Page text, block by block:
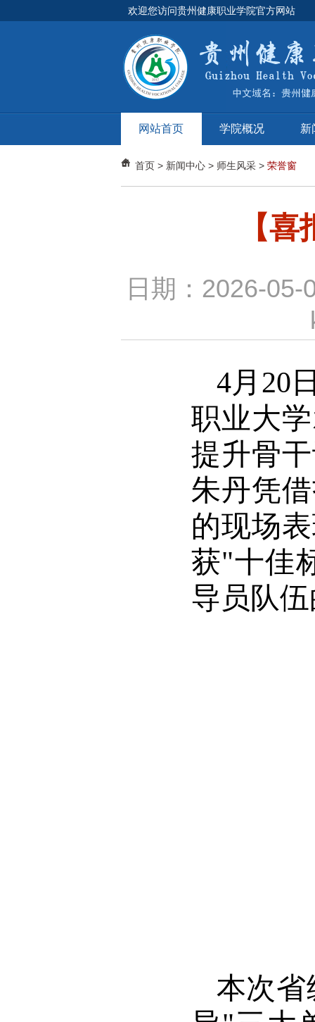
欢迎您访问贵州健康职业学院官方网站
网站首页 学院概况 新
首页> 新闻中心> 师生风采> 荣誉窗
【
日期：2026-
4月20
职业大
提升骨
朱丹凭
的现场
获"十佳
导员队
本次省